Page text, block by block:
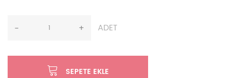
- + ADET
SEPETE EKLE